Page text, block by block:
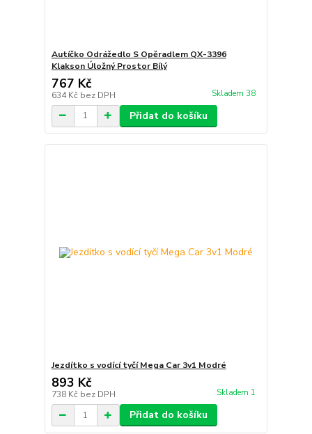
Autíčko Odrážedlo S Opěradlem QX-3396
Klakson Úložný Prostor Bílý
767 Kč
634 Kč bez DPH Skladem 38
Přidat do košíku
Jezdítko s vodící tyčí Mega Car 3v1 Modré
893 Kč
738 Kč bez DPH Skladem 1
Přidat do košíku